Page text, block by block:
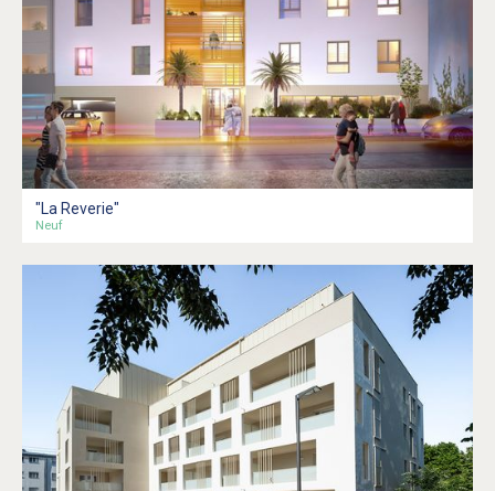
"La Reverie"
Neuf